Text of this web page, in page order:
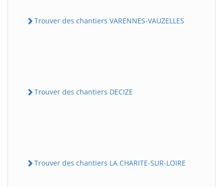
Trouver des chantiers VARENNES-VAUZELLES
Trouver des chantiers DECIZE
Trouver des chantiers LA CHARITE-SUR-LOIRE